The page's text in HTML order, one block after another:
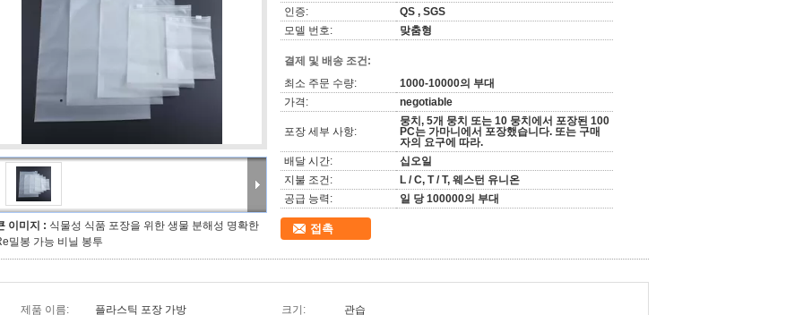
이미지 : 식물성 식품 포장을 위한 생물 분해성 명확한
밀봉 가능 비닐 봉투
인증:
QS , SGS
모델 번호:
맞춤형
결제 및 배송 조건:
최소 주문 수량:
1000-10000의 부대
가격:
negotiable
포장 세부 사항:
뭉치, 5개 뭉치 또는 10 뭉치에서 포장된 100
PC는 가마니에서 포장했습니다. 또는 구매
자의 요구에 따라.
배달 시간:
십오일
지불 조건:
L / C, T / T, 웨스턴 유니온
공급 능력:
일 당 100000의 부대
접촉
제품 이름: 플라스틱 포장 가방 크기: 관습